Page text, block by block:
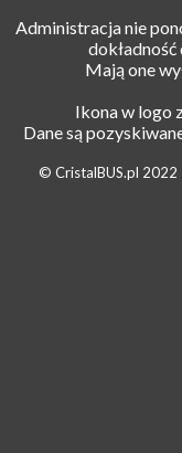
Administracja nie
Mają one
Ikona w logo
Dane są
© CristalBUS.pl 2022 |